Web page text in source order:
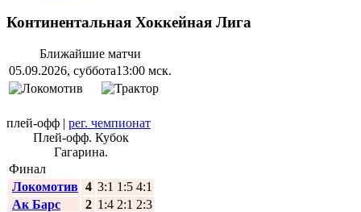
Континентальная Хоккейная Лига
Ближайшие матчи
05.09.2026, суббота13:00 мск.
плей-офф | рег. чемпионат
Плей-офф. Кубок
Гагарина.
Финал
Локомотив 4 3:1 1:5 4:1
Ак Барс
2 1:4 2:1 2:3